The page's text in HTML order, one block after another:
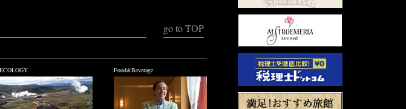
go to TOP
ECOLOGY Food&Beverage